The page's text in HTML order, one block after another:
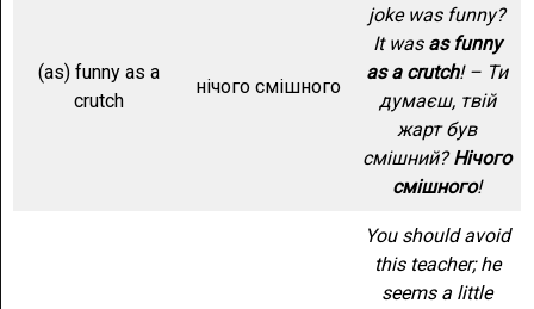
(as) funny as a
crutch
нічого смішного
joke was funny?
It was as funny
as a crutch! – Ти
думаєш, твій
жарт був
смішний?Нічого
смішного!
You should avoid
this teacher; he
seems a little